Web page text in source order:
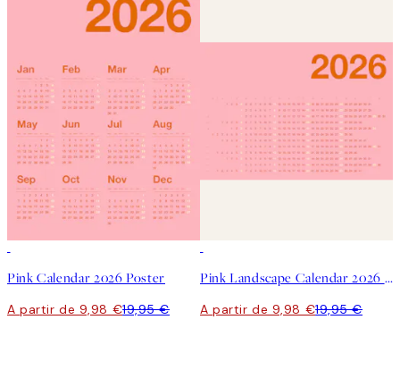
Pink Calendar 2026 Poster
A partir de 9,98 €19,95 €
Pink Landscape Calendar 2026 Poster
A partir de 9,98 €19,95 €